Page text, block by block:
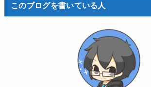
このブログを書いている人